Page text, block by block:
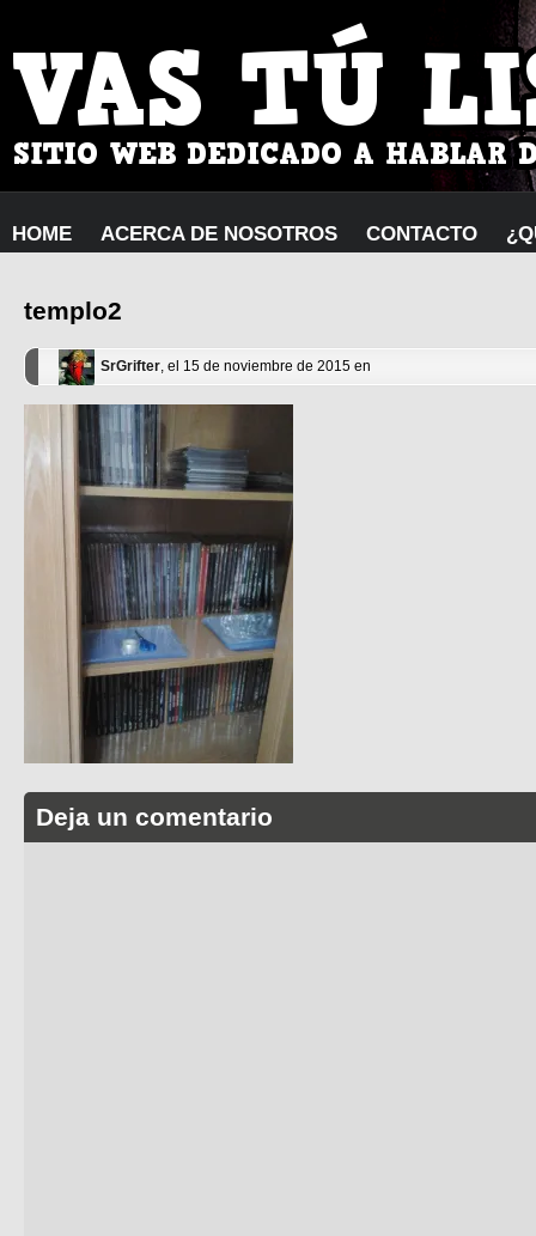
HOME ACERCA DE NOSOTROS CONTACTO
templo2
SrGrifter, el 15 de noviembre de 2015 en
Deja un comentario